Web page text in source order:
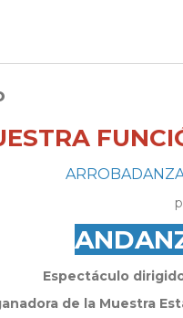
Espectáculo
de la Muestra